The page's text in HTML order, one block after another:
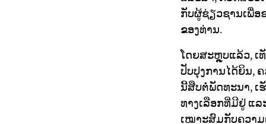
ກັບຜູ້ຊ່ຽວຊານເພື່ອ
ຂອງທ່ານ.
ໂດຍສະຫຼຸບແລ້ວ, ເ
ປັບປຸງການໄດ້ຍິນ,
ນີ້ສືບຕໍ່ພັດທະນາ, ເ
ທາງເລືອກທີ່ມີຢູ່ ແ
ເໝາະສົມກັບຄວາມ